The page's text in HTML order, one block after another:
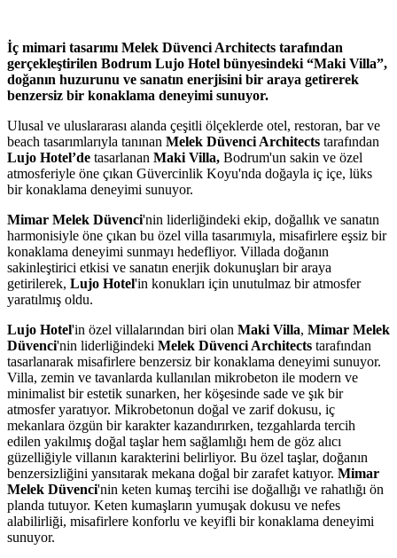
İç mimari tasarımı Melek Düvenci Architects tarafından
gerçekleştirilen Bodrum Lujo Hotel bünyesindeki “Maki Villa”,
doğanın huzurunu ve sanatın enerjisini bir araya getirerek
benzersiz bir konaklama deneyimi sunuyor.
Ulusal ve uluslararası alanda çeşitli ölçeklerde otel, restoran, bar ve
beach tasarımlarıyla tanınan Melek Düvenci Architects tarafından
Lujo Hotel’de tasarlanan Maki Villa, Bodrum'un sakin ve özel
atmosferiyle öne çıkan Güvercinlik Koyu'nda doğayla iç içe, lüks
bir konaklama deneyimi sunuyor.
Mimar Melek Düvenci'nin liderliğindeki ekip, doğallık ve sanatın
harmonisiyle öne çıkan bu özel villa tasarımıyla, misafirlere eşsiz bir
konaklama deneyimi sunmayı hedefliyor. Villada doğanın
sakinleştirici etkisi ve sanatın enerjik dokunuşları bir araya
getirilerek, Lujo Hotel'in konukları için unutulmaz bir atmosfer
yaratılmış oldu.
Lujo Hotel'in özel villalarından biri olan Maki Villa, Mimar Melek
Düvenci'nin liderliğindeki Melek Düvenci Architects tarafından
tasarlanarak misafirlere benzersiz bir konaklama deneyimi sunuyor.
Villa, zemin ve tavanlarda kullanılan mikrobeton ile modern ve
minimalist bir estetik sunarken, her köşesinde sade ve şık bir
atmosfer yaratıyor. Mikrobetonun doğal ve zarif dokusu, iç
mekanlara özgün bir karakter kazandırırken, tezgahlarda tercih
edilen yakılmış doğal taşlar hem sağlamlığı hem de göz alıcı
güzelliğiyle villanın karakterini belirliyor. Bu özel taşlar, doğanın
benzersizliğini yansıtarak mekana doğal bir zarafet katıyor. Mimar
Melek Düvenci'nin keten kumaş tercihi ise doğallığı ve rahatlığı ön
planda tutuyor. Keten kumaşların yumuşak dokusu ve nefes
alabilirliği, misafirlere konforlu ve keyifli bir konaklama deneyimi
sunuyor.